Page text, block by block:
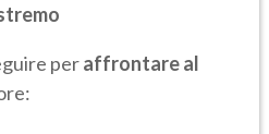
peraffrontare al